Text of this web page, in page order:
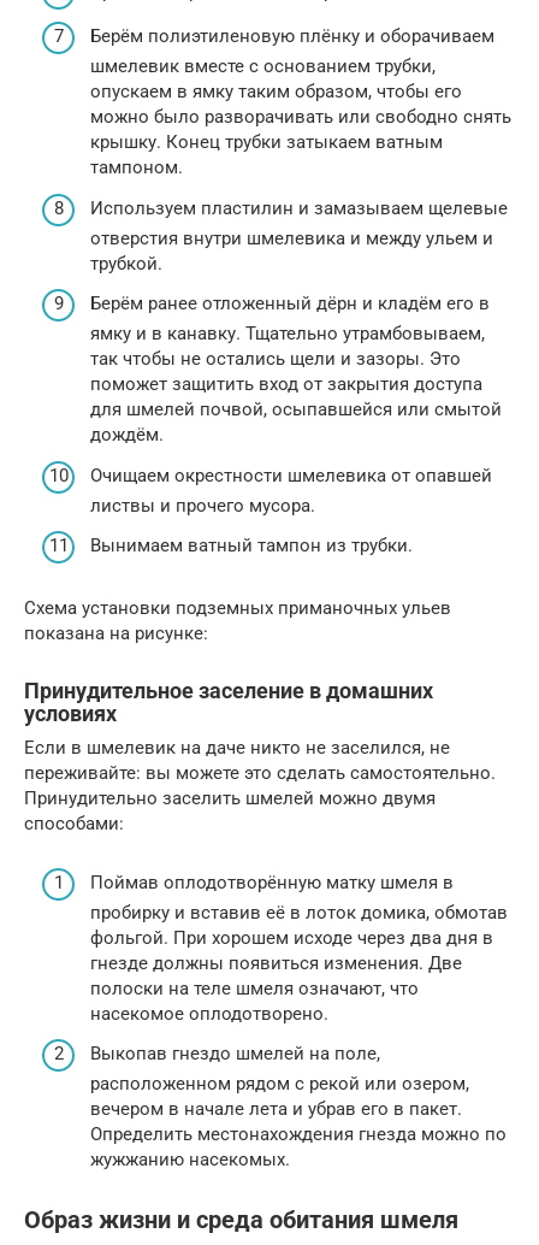
Берём полиэтиленовую плёнку и оборачиваем
шмелевик вместе с основанием трубки,
опускаем в ямку таким образом, чтобы его
можно было разворачивать или свободно снять
крышку. Конец трубки затыкаем ватным
тампоном.
Используем пластилин и замазываем щелевые
отверстия внутри шмелевика и между ульем и
трубкой.
Берём ранее отложенный дёрн и кладём его в
ямку и в канавку. Тщательно утрамбовываем,
так чтобы не остались щели и зазоры. Это
поможет защитить вход от закрытия доступа
для шмелей почвой, осыпавшейся или смытой
дождём.
Очищаем окрестности шмелевика от опавшей
листвы и прочего мусора.
Вынимаем ватный тампон из трубки.
Схема установки подземных приманочных ульев
показана на рисунке:
Принудительное заселение в домашних
условиях
Если в шмелевик на даче никто не заселился, не
переживайте: вы можете это сделать самостоятельно.
Принудительно заселить шмелей можно двумя
способами:
Поймав оплодотворённую матку шмеля в
пробирку и вставив её в лоток домика, обмотав
фольгой. При хорошем исходе через два дня в
гнезде должны появиться изменения. Две
полоски на теле шмеля означают, что
насекомое оплодотворено.
Выкопав гнездо шмелей на поле,
расположенном рядом с рекой или озером,
вечером в начале лета и убрав его в пакет.
Определить местонахождения гнезда можно по
жужжанию насекомых.
Образ жизни и среда обитания шмеля